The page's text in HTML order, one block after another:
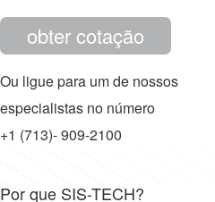
obter cotação
Ou ligue para um de nossos
especialistas no número
+1 (713)- 909-2100
Por que SIS-TECH?